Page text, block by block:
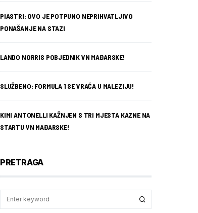
PIASTRI: OVO JE POTPUNO NEPRIHVATLJIVO
PONAŠANJE NA STAZI
LANDO NORRIS POBJEDNIK VN MAĐARSKE!
SLUŽBENO: FORMULA 1 SE VRAĆA U MALEZIJU!
KIMI ANTONELLI KAŽNJEN S TRI MJESTA KAZNE NA
STARTU VN MAĐARSKE!
PRETRAGA